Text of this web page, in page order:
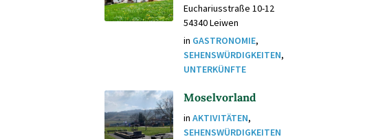
Euchariusstraße 10-12
54340 Leiwen
in GASTRONOMIE,
SEHENSWÜRDIGKEITEN,
UNTERKÜNFTE
Moselvorland
inAKTIVITÄTEN,
SEHENSWÜRDIGKEITEN